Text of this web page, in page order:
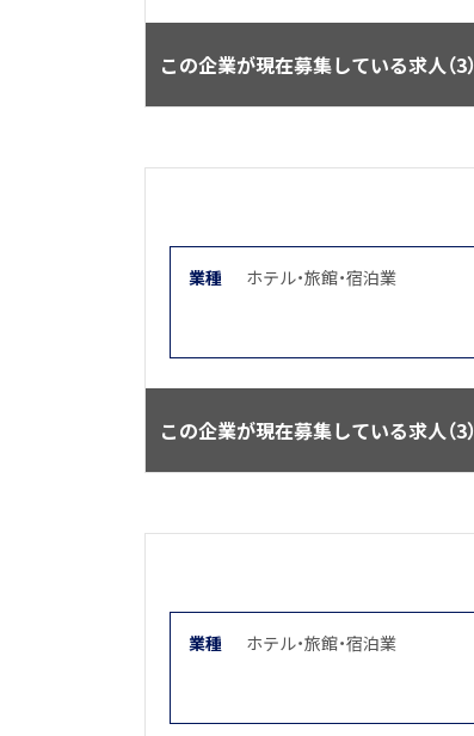
この企業が現在募集している求人（3）
業種 ホテル・旅館・宿泊業
この企業が現在募集している求人（3）
業種 ホテル・旅館・宿泊業